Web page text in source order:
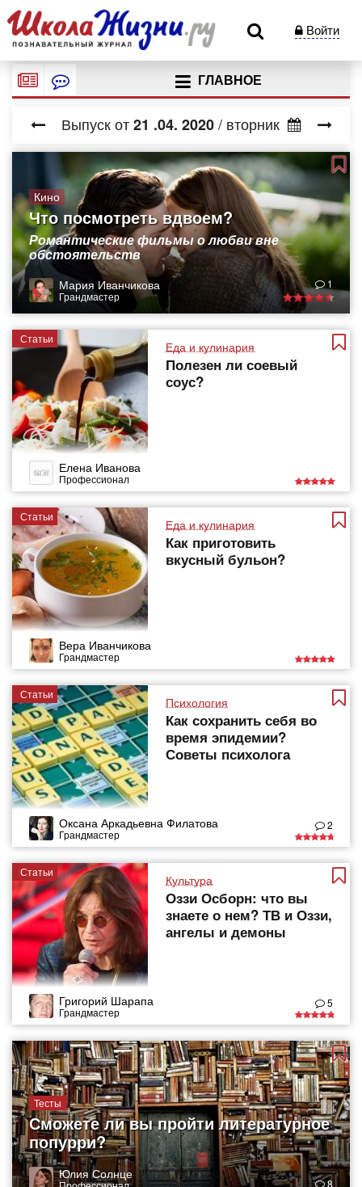
Войти
ГЛАВНОЕ
Выпуск от21 .04. 2020 / вторник
Кино
Что посмотреть вдвоем?
Романтические фильмы о любви вне
обстоятельств
Мария Иванчикова
Грандмастер
1
Статьи
Еда и кулинария
Полезен ли соевый
соус?
Елена Иванова
Профессионал
Статьи
Еда и кулинария
Как приготовить
вкусный бульон?
Вера Иванчикова
Грандмастер
Статьи
Психология
Как сохранить себя во
время эпидемии?
Советы психолога
Оксана Аркадьевна Филатова
Грандмастер
2
Статьи
Культура
Оззи Осборн: что вы
знаете о нем? ТВ и Оззи,
ангелы и демоны
Григорий Шарапа
Грандмастер
5
Тесты
Сможете ли вы пройти литературное
попурри?
Юлия Солнце
8